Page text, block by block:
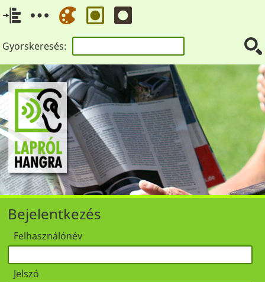
Gyorskeresés:
Bejelentkezés
Felhasználónév
Jelszó